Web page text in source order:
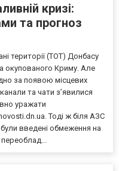
кризі:
та прогноз
території (ТОТ) Донбасу
окупованого Криму. Але
за появою місцевих
та чати з’явилися
уражати
Тоді ж біля АЗС
введені обмеження на